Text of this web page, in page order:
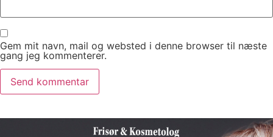
Gem mit navn, mail og websted i denne browser til næste
gang jeg kommenterer.